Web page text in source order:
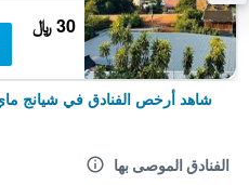
30 ﷼
شاهد أرخص الفنادق في شيانج
الفنادق الموصى بها